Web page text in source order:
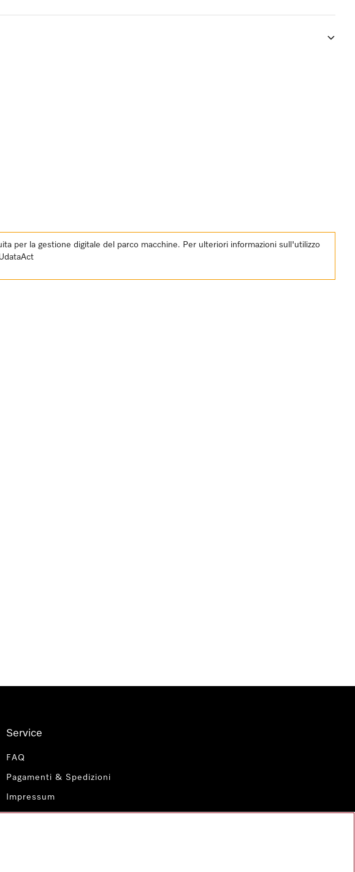
per la gestione digitale del parco macchine. Per ulteriori informazioni sull'utilizzo
Service
FAQ
Pagamenti & Spedizioni
Impressum